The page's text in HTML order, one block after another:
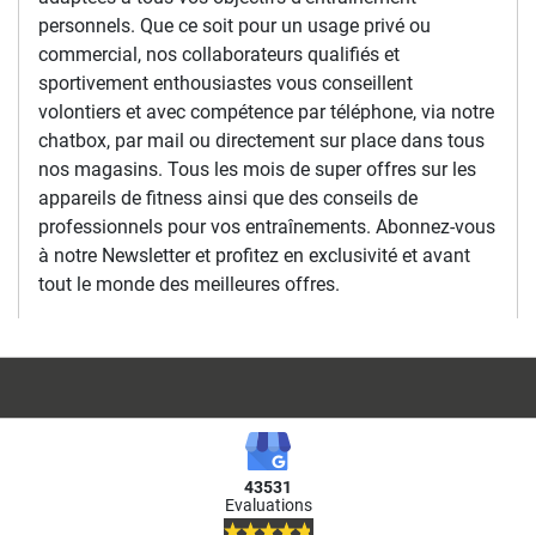
personnels. Que ce soit pour un usage privé ou
commercial, nos collaborateurs qualifiés et
sportivement enthousiastes vous conseillent
volontiers et avec compétence par téléphone, via notre
chatbox, par mail ou directement sur place dans tous
nos magasins. Tous les mois de super offres sur les
appareils de fitness ainsi que des conseils de
professionnels pour vos entraînements. Abonnez-vous
à notre Newsletter et profitez en exclusivité et avant
tout le monde des meilleures offres.
43531
Evaluations